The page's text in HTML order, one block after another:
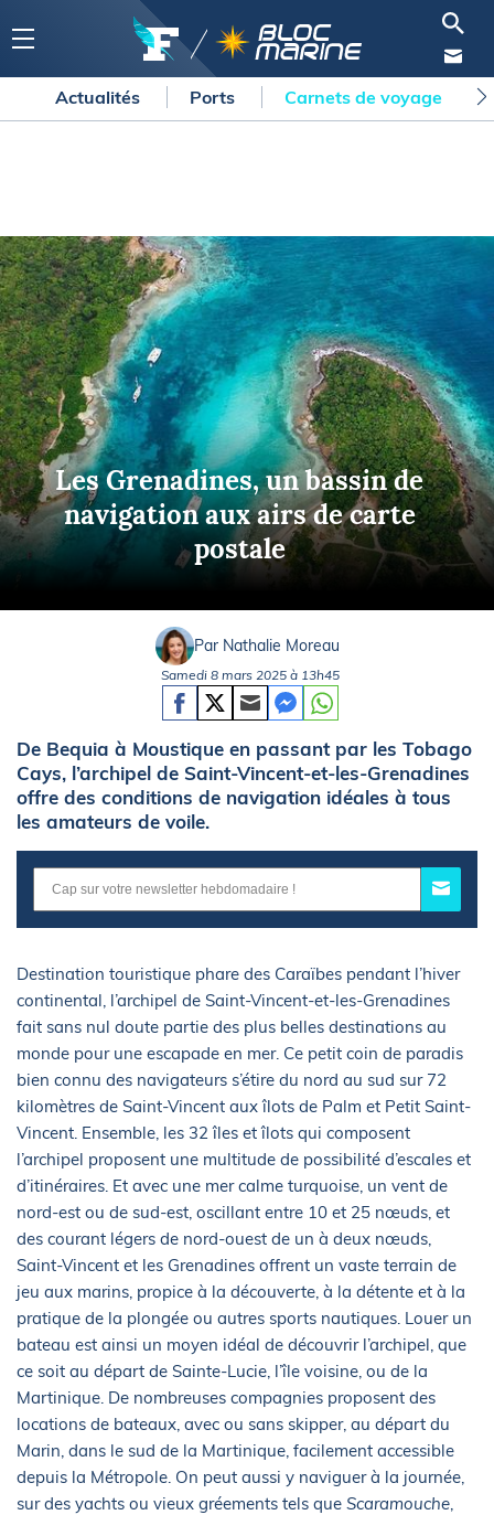
Actualités Ports Carnets de voyage
Les Grenadines, un bassin de
navigation aux airs de carte
postale
Par Nathalie Moreau
Samedi 8 mars 2025 à 13h45
De Bequia à Moustique en passant par les Tobago
Cays, l’archipel de Saint-Vincent-et-les-Grenadines
offre des conditions de navigation idéales à tous
les amateurs de voile.
Destination touristique phare des Caraïbes pendant l’hiver
continental, l’archipel de Saint-Vincent-et-les-Grenadines
fait sans nul doute partie des plus belles destinations au
monde pour une escapade en mer. Ce petit coin de paradis
bien connu des navigateurs s’étire du nord au sud sur 72
kilomètres de Saint-Vincent aux îlots de Palm et Petit Saint-
Vincent. Ensemble, les 32 îles et îlots qui composent
l’archipel proposent une multitude de possibilité d’escales et
d’itinéraires. Et avec une mer calme turquoise, un vent de
nord-est ou de sud-est, oscillant entre 10 et 25 nœuds, et
des courant légers de nord-ouest de un à deux nœuds,
Saint-Vincent et les Grenadines offrent un vaste terrain de
jeu aux marins, propice à la découverte, à la détente et à la
pratique de la plongée ou autres sports nautiques. Louer un
bateau est ainsi un moyen idéal de découvrir l’archipel, que
ce soit au départ de Sainte-Lucie, l’île voisine, ou de la
Martinique. De nombreuses compagnies proposent des
locations de bateaux, avec ou sans skipper, au départ du
Marin, dans le sud de la Martinique, facilement accessible
depuis la Métropole. On peut aussi y naviguer à la journée,
sur des yachts ou vieux gréements tels que Scaramouche